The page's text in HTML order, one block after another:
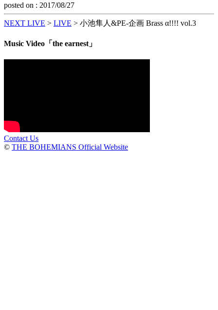
posted on : 2017/08/27
NEXT LIVE > LIVE > 小池隼人&PE-企画 Brass α!!!! vol.3
Music Video「the earnest」
Contact Us
© THE BOHEMIANS Official Website